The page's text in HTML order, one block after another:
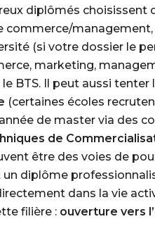
diplômés choisissent
commerce/management,
(si votre dossier le
marketing,
BTS. Il peut aussi tenter
(certaines écoles
de master via des
de
être des voies de
un diplôme
dans la vie
filière : ouverture vers